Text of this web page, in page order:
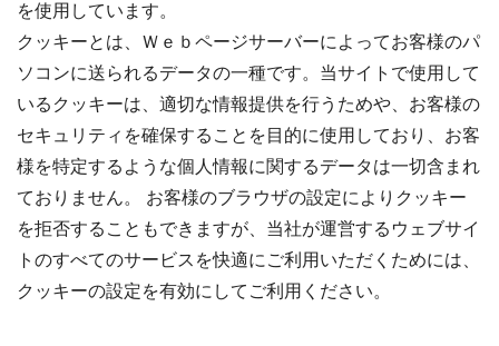
を使用しています。
クッキーとは、Ｗｅｂページサーバーによってお客様のパ
ソコンに送られるデータの一種です。当サイトで使用して
いるクッキーは、適切な情報提供を行うためや、お客様の
セキュリティを確保することを目的に使用しており、お客
様を特定するような個人情報に関するデータは一切含まれ
ておりません。 お客様のブラウザの設定によりクッキー
を拒否することもできますが、当社が運営するウェブサイ
トのすべてのサービスを快適にご利用いただくためには、
クッキーの設定を有効にしてご利用ください。